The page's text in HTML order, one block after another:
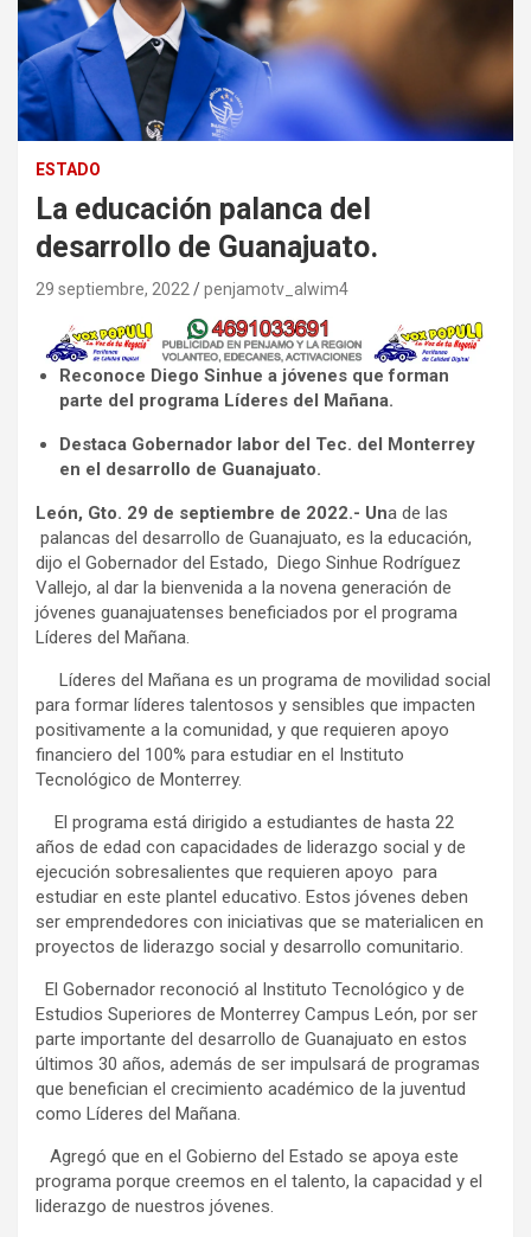
ESTADO
La educación palanca del
desarrollo de Guanajuato.
29 septiembre, 2022 penjamotv_alwim4
Reconoce Diego Sinhue a jóvenes que forman
parte del programa Líderes del Mañana.
Destaca Gobernador labor del Tec. del Monterrey
en el desarrollo de Guanajuato.
León, Gto. 29 de septiembre de 2022.- Una de las
palancas del desarrollo de Guanajuato, es la educación,
dijo el Gobernador del Estado, Diego Sinhue Rodríguez
Vallejo, al dar la bienvenida a la novena generación de
jóvenes guanajuatenses beneficiados por el programa
Líderes del Mañana.
Líderes del Mañana es un programa de movilidad social
para formar líderes talentosos y sensibles que impacten
positivamente a la comunidad, y que requieren apoyo
financiero del 100% para estudiar en el Instituto
Tecnológico de Monterrey.
El programa está dirigido a estudiantes de hasta 22
años de edad con capacidades de liderazgo social y de
ejecución sobresalientes que requieren apoyo para
estudiar en este plantel educativo. Estos jóvenes deben
ser emprendedores con iniciativas que se materialicen en
proyectos de liderazgo social y desarrollo comunitario.
El Gobernador reconoció al Instituto Tecnológico y de
Estudios Superiores de Monterrey Campus León, por ser
parte importante del desarrollo de Guanajuato en estos
últimos 30 años, además de ser impulsará de programas
que benefician el crecimiento académico de la juventud
como Líderes del Mañana.
Agregó que en el Gobierno del Estado se apoya este
programa porque creemos en el talento, la capacidad y el
liderazgo de nuestros jóvenes.